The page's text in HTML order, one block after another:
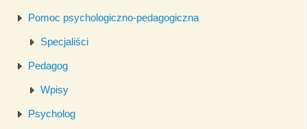
Pomoc psychologiczno-pedagogiczna
Specjaliści
Pedagog
Wpisy
Psycholog